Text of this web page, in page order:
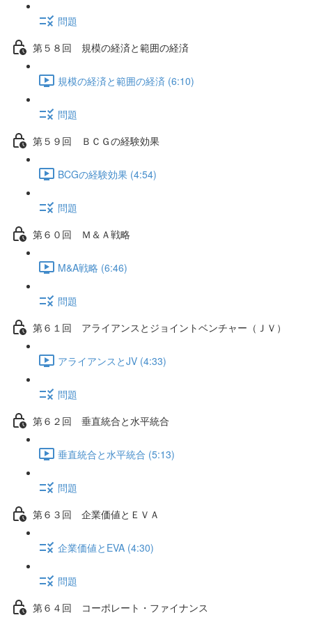
問題
第５８回 規模の経済と範囲の経済
規模の経済と範囲の経済 (6:10)
問題
第５９回 ＢＣＧの経験効果
BCGの経験効果 (4:54)
問題
第６０回 Ｍ＆Ａ戦略
M&A戦略 (6:46)
問題
第６１回 アライアンスとジョイントベンチャー（ＪＶ）
アライアンスとJV (4:33)
問題
第６２回 垂直統合と水平統合
垂直統合と水平統合 (5:13)
問題
第６３回 企業価値とＥＶＡ
企業価値とEVA (4:30)
問題
第６４回 コーポレート・ファイナンス